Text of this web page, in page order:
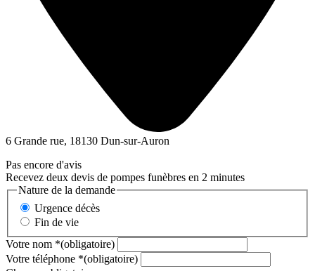
6 Grande rue, 18130 Dun-sur-Auron
Pas encore d'avis
Recevez deux devis de pompes funèbres en 2 minutes
Nature de la demande
Urgence décès
Fin de vie
Votre nom *(obligatoire)
Votre téléphone *(obligatoire)